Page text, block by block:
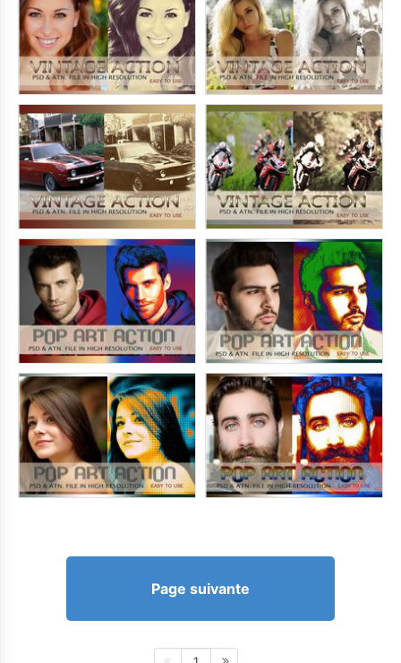
Page suivante